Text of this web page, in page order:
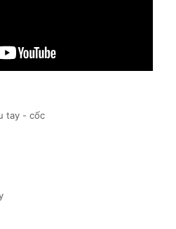
tay - cốc